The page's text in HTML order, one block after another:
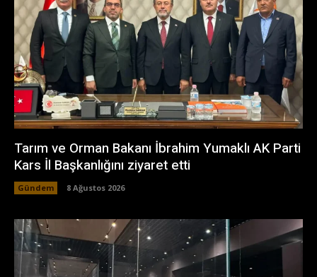
Tarım ve Orman Bakanı İbrahim Yumaklı AK Parti
Kars İl Başkanlığını ziyaret etti
Gündem 8 Ağustos 2026